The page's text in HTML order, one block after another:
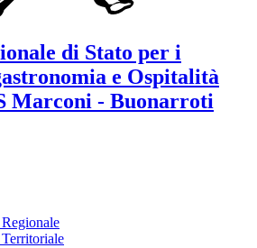
di Stato per i
e Ospitalità
Marconi - Buonarroti